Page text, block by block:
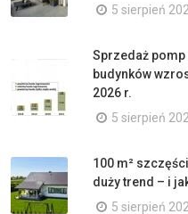
5 sierpień
Sprzedaż pomp
budynków
2026 r.
5 sierpień
100 m²
duży trend – i
5 sierpień